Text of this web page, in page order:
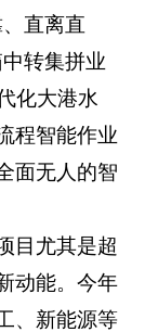
直离直
转集拼业
化大港水
程智能作业
面无人的智
目尤其是超
动能。今年
、新能源等